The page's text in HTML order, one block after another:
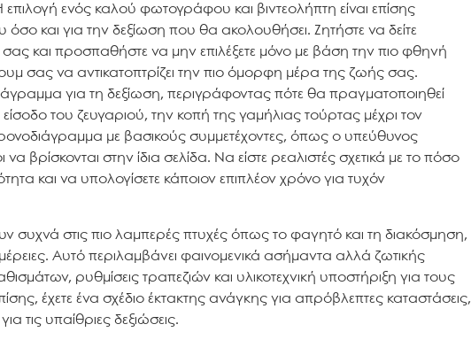
Η επιλογή ενός καλού φωτογράφου και βιντεολήπτη είναι επίσης
και για την δεξίωση που θα ακολουθήσει. Ζητήστε να δείτε
και προσπαθήστε να μην επιλέξετε μόνο με βάση την πιο φθηνή
σας να αντικατοπτρίζει την πιο όμορφη μέρα της ζωής σας.
για τη δεξίωση, περιγράφοντας πότε θα πραγματοποιηθεί
του ζευγαριού, την κοπή της γαμήλιας τούρτας μέχρι τον
με βασικούς συμμετέχοντες, όπως ο υπεύθυνος
βρίσκονται στην ίδια σελίδα. Να είστε ρεαλιστές σχετικά με το πόσο
και να υπολογίσετε κάποιον επιπλέον χρόνο για τυχόν
συχνά στις πιο λαμπερές πτυχές όπως το φαγητό και τη διακόσμηση,
Αυτό περιλαμβάνει φαινομενικά ασήμαντα αλλά ζωτικής
ρυθμίσεις τραπεζιών και υλικοτεχνική υποστήριξη για τους
έχετε ένα σχέδιο έκτακτης ανάγκης για απρόβλεπτες καταστάσεις,
τις υπαίθριες δεξιώσεις.